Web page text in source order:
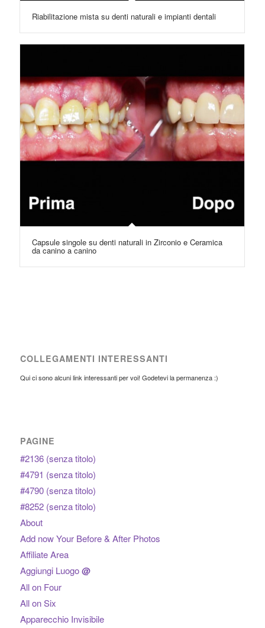
Riabilitazione mista su denti naturali e impianti dentali
Capsule singole su denti naturali in Zirconio e Ceramica
da canino a canino
COLLEGAMENTI INTERESSANTI
Qui ci sono alcuni link interessanti per voi! Godetevi la permanenza :)
PAGINE
#2136 (senza titolo)
#4791 (senza titolo)
#4790 (senza titolo)
#8252 (senza titolo)
About
Add now Your Before & After Photos
Affiliate Area
Aggiungi Luogo@
All on Four
All on Six
Apparecchio Invisibile